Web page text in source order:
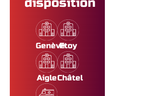
GenèveEtoy
AigleChâtel